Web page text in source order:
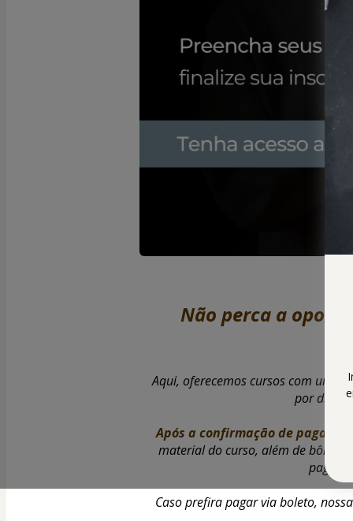
Não perca a
Aqui, oferecemos cursos com uma
por dia,
Após a confirmação de
material do curso, além de bônus
Caso prefira pagar via boleto,